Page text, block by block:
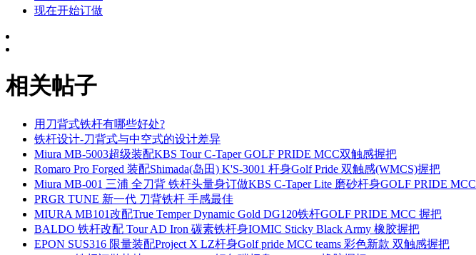
现在开始订做
相关帖子
用刀背式铁杆有哪些好处?
铁杆设计-刀背式与中空式的设计差异
Miura MB-5003超级装配KBS Tour C-Taper GOLF PRIDE MCC双触感握把
Romaro Pro Forged 装配Shimada(岛田) K'S-3001 杆身Golf Pride 双触感(WMCS)握把
Miura MB-001 三浦 全刀背 铁杆头量身订做KBS C-Taper Lite 磨砂杆身GOLF PRIDE MCC
PRGR TUNE 新一代 刀背铁杆 手感最佳
MIURA MB101改配True Temper Dynamic Gold DG120铁杆GOLF PRIDE MCC 握把
BALDO 铁杆改配 Tour AD Iron 碳素铁杆身IOMIC Sticky Black Army 橡胶握把
EPON SUS316 限量装配Project X LZ杆身Golf pride MCC teams 彩色新款 双触感握把